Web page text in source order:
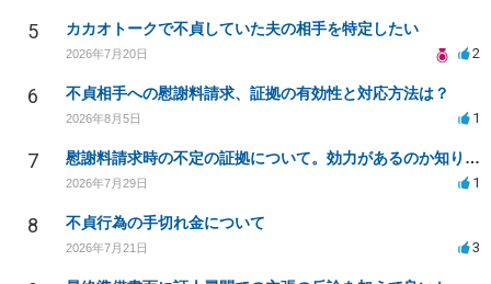
5 カカオトークで不貞していた夫の相手を特定したい
2026年7月20日 2
6 不貞相手への慰謝料請求、証拠の有効性と対応方法は？
2026年8月5日 1
7 慰謝料請求時の不定の証拠について。効力があるのか知りたい。
2026年7月29日 1
8 不貞行為の手切れ金について
2026年7月21日 3